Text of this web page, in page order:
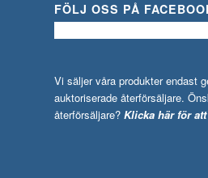
FÖLJ OSS PÅ
Vi säljer våra produkter endast
auktoriserade återförsäljare.
återförsäljare? Klicka här för